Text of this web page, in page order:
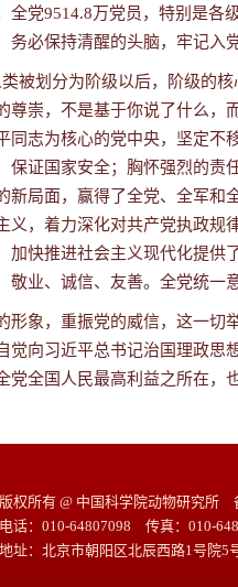
全党9514.8万党员，特别是各
务必保持清醒的头脑，牢记入
被划分为阶级以后，阶级的
尊崇，不是基于你说了什么，
同志为核心的党中央，坚定不
保证国家安全；胸怀强烈的责
新局面，赢得了全党、全军和
义，着力深化对共产党执政
加快推进社会主义现代化提供
敬业、诚信、友善。全党统一
形象，重振党的威信，这一切
觉向习近平总书记治国理政思
党全国人民最高利益之所在，
版权所有 @ 中国科学院动物研究所
电话：010-64807098 传真：010-
地址：北京市朝阳区北辰西路1号院